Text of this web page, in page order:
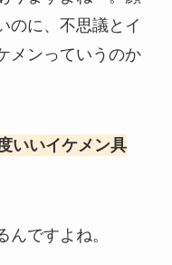
のに、不思議とイ
メンっていうのか
いいイケメン具
ですよね。